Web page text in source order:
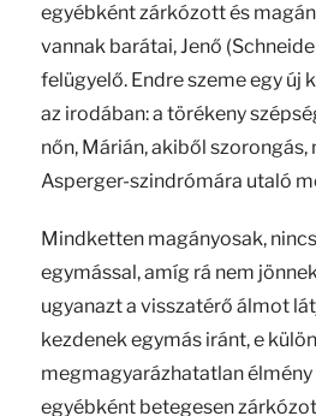
egyébként zárkózott és
vannak barátai, Jenő
felügyelő. Endre szeme egy új
az irodában: a törékeny
nőn, Márián, akiből szorongás,
Asperger-szindrómára utaló
Mindketten magányosak,
egymással, amíg rá nem
ugyanazt a visszatérő álmot
kezdenek egymás iránt, e
megmagyarázhatatlan
egyébként betegesen